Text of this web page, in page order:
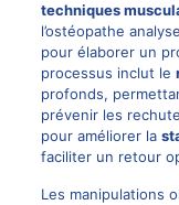
techniques
l’ostéopathe
pour élaborer un
processus inclut le
profonds,
prévenir les
pour améliorer la
faciliter un retour
Les manipulations